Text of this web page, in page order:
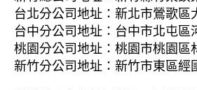
台北分公司地址：新北市鶯歌區
台中分公司地址：台中市北屯區
桃園分公司地址：桃園市桃園區
新竹分公司地址：新竹市東區經